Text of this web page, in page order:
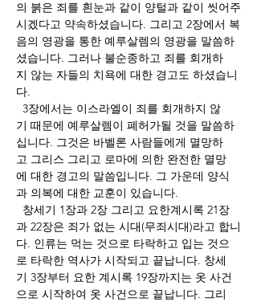
의 붉은 죄를 흰눈과 같이 양털과 같이 씻어주
시겠다고 약속하셨습니다. 그리고 2장에서 복
음의 영광을 통한 예루살렘의 영광을 말씀하
셨습니다. 그러나 불순종하고 죄를 회개하
지 않는 자들의 치욕에 대한 경고도 하셨습니
다.
3장에서는 이스라엘이 죄를 회개하지 않
기 때문에 예루살렘이 폐허가될 것을 말씀하
십니다. 그것은 바벨론 사람들에게 멸망하
고 그리스 그리고 로마에 의한 완전한 멸망
에 대한 경고의 말씀입니다. 그 가운데 양식
과 의복에 대한 교훈이 있습니다.
창세기 1장과 2장 그리고 요한계시록 21장
과 22장은 죄가 없는 시대(무죄시대)라고 합니
다. 인류는 먹는 것으로 타락하고 입는 것으
로 타락한 역사가 시작되고 끝납니다. 창세
기 3장부터 요한 계시록 19장까지는 옷 사건
으로 시작하여 옷 사건으로 끝납니다. 그리